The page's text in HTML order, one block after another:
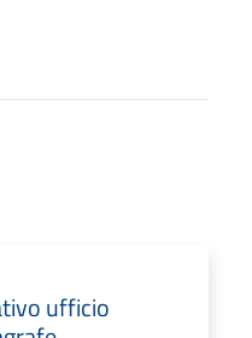
ufficio